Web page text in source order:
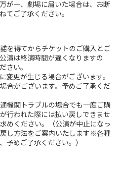
が一、劇場に届いた場合は、お断
てご了承ください。
を得てからチケットのご購入とご
演は終演時間が遅くなりますの
さい。
変更が生じる場合がございます。
合がございます。予めご了承くだ
機関トラブルの場合でも一度ご購
行われた際には払い戻しできませ
めください。（公演が中止になっ
し方法をご案内いたします※各種
予めご了承ください。）